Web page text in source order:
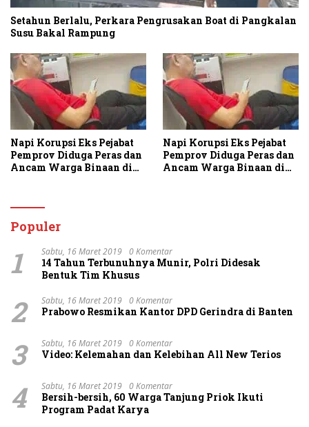
Setahun Berlalu, Perkara Pengrusakan Boat di Pangkalan
Susu Bakal Rampung
Napi Korupsi Eks Pejabat
Pemprov Diduga Peras dan
Ancam Warga Binaan di
Napi Korupsi Eks Pejabat
Pemprov Diduga Peras dan
Ancam Warga Binaan di
Populer
1 Sabtu, 16 Maret 2019 0 Komentar
14 Tahun Terbunuhnya Munir, Polri Didesak
Bentuk Tim Khusus
2 Sabtu, 16 Maret 2019 0 Komentar
Prabowo Resmikan Kantor DPD Gerindra di Banten
3 Sabtu, 16 Maret 2019 0 Komentar
Video: Kelemahan dan Kelebihan All New Terios
4 Sabtu, 16 Maret 2019 0 Komentar
Bersih-bersih, 60 Warga Tanjung Priok Ikuti
Program Padat Karya